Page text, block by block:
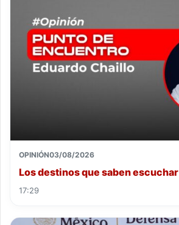
OPINIÓN03/08/2026
Los destinos que saben escuchar
17:29